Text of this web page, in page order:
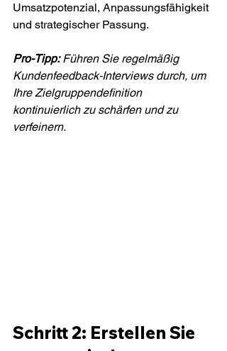
Umsatzpotenzial, Anpassungsfähigkeit
und strategischer Passung.
Pro-Tipp: Führen Sie regelmäßig
Kundenfeedback-Interviews durch, um
Ihre Zielgruppendefinition
kontinuierlich zu schärfen und zu
verfeinern.
Schritt 2: Erstellen Sie